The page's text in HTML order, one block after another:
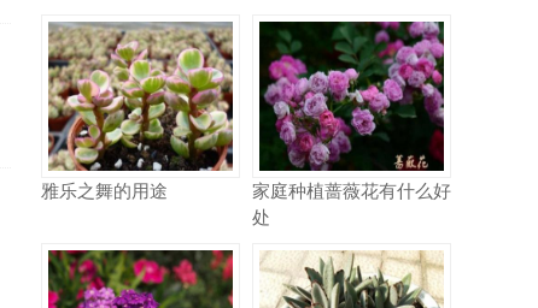
雅乐之舞的用途
家庭种植蔷薇花有什么好
处